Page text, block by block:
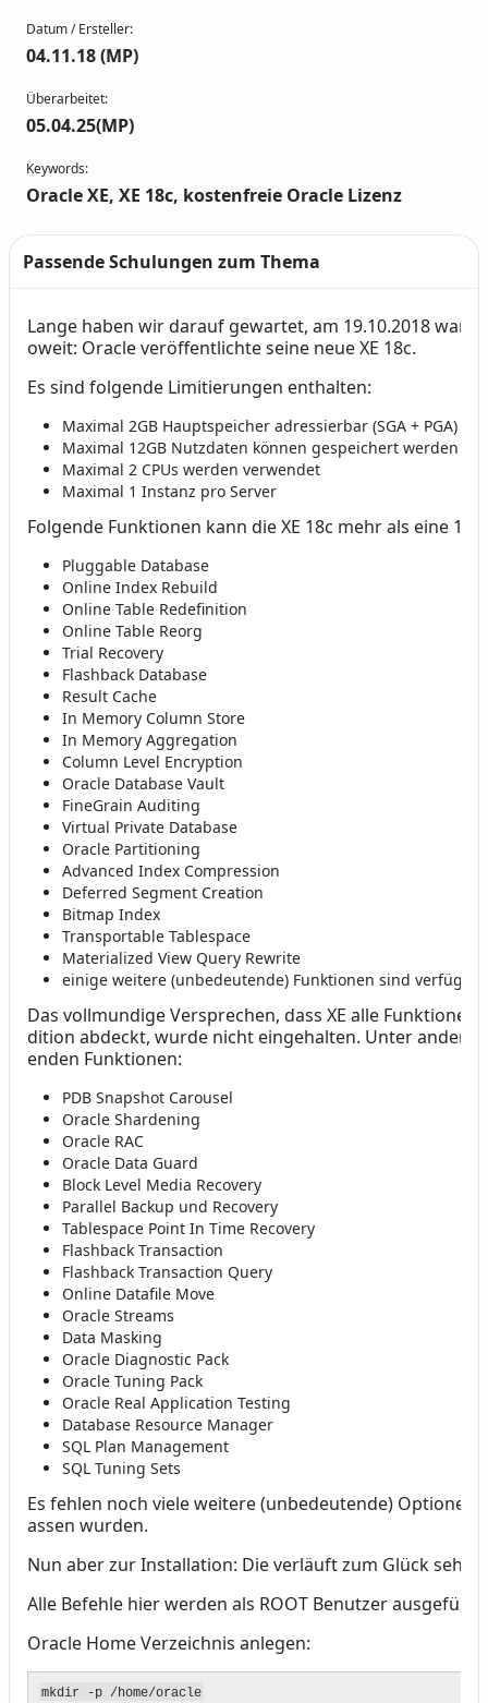
Datum / Ersteller:
04.11.18 (MP)
Überarbeitet:
05.04.25(MP)
Keywords:
Oracle XE, XE 18c, kostenfreie Oracle Lizenz
Passende Schulungen zum Thema
Text
Lange haben wir darauf gewartet, am 19.10.2018 war
oweit: Oracle veröffentlichte seine neue XE 18c.
Es sind folgende Limitierungen enthalten:
Maximal 2GB Hauptspeicher adressierbar (SGA + PGA)
Maximal 12GB Nutzdaten können gespeichert werden
Maximal 2 CPUs werden verwendet
Maximal 1 Instanz pro Server
Folgende Funktionen kann die XE 18c mehr als eine 11g
Pluggable Database
Online Index Rebuild
Online Table Redefinition
Online Table Reorg
Trial Recovery
Flashback Database
Result Cache
In Memory Column Store
In Memory Aggregation
Column Level Encryption
Oracle Database Vault
FineGrain Auditing
Virtual Private Database
Oracle Partitioning
Advanced Index Compression
Deferred Segment Creation
Bitmap Index
Transportable Tablespace
Materialized View Query Rewrite
einige weitere (unbedeutende) Funktionen sind verfügbar
Das vollmundige Versprechen, dass XE alle Funktionen
dition abdeckt, wurde nicht eingehalten. Unter
enden Funktionen:
PDB Snapshot Carousel
Oracle Shardening
Oracle RAC
Oracle Data Guard
Block Level Media Recovery
Parallel Backup und Recovery
Tablespace Point In Time Recovery
Flashback Transaction
Flashback Transaction Query
Online Datafile Move
Oracle Streams
Data Masking
Oracle Diagnostic Pack
Oracle Tuning Pack
Oracle Real Application Testing
Database Resource Manager
SQL Plan Management
SQL Tuning Sets
Es fehlen noch viele weitere (unbedeutende)
assen wurden.
Nun aber zur Installation: Die verläuft zum Glück sehr
Alle Befehle hier werden als ROOT Benutzer ausgeführt.
Oracle Home Verzeichnis anlegen:
mkdir -p /home/oracle